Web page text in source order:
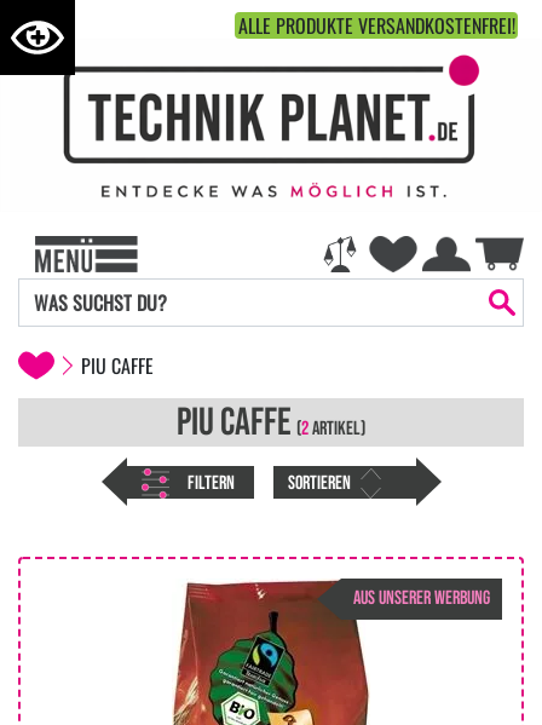
ALLE PRODUKTE VERSANDKOSTENFREI!
PIU CAFFE
FILTERN
PIU CAFFE (2ARTIKEL)
SORTIEREN
AUS UNSERER WERBUNG